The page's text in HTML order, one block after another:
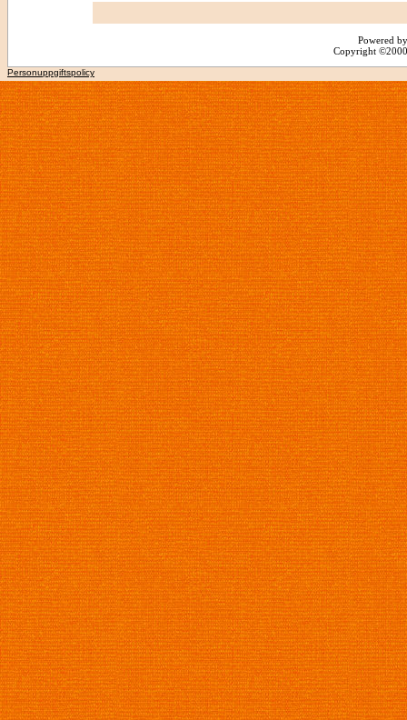
Powered
Copyright
Personuppgiftspolicy